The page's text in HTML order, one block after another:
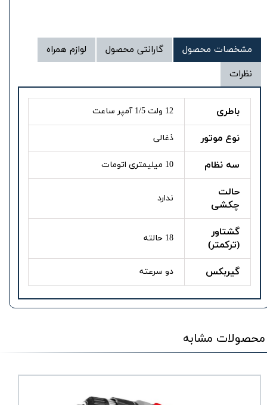
مشخصات محصول گارانتی محصول
لوازم همراه
نظرات
باطری 12 ولت 1/5 آمپر ساعت
نوع موتور ذغالی
سه نظام 10 میلیمتری اتومات
حالت
چکشی
ندارد
گشتاور
(ترکمتر)
18 حالته
گیربکس دو سرعته
محصولات مشابه